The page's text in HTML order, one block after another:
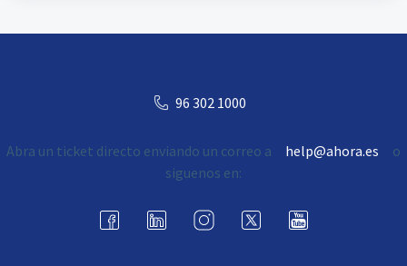
96 302 1000
Abra un ticket directo enviando un correo a help@ahora.es
o
siguenos en: